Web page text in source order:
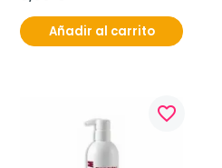
Añadir al carrito
favorite_border